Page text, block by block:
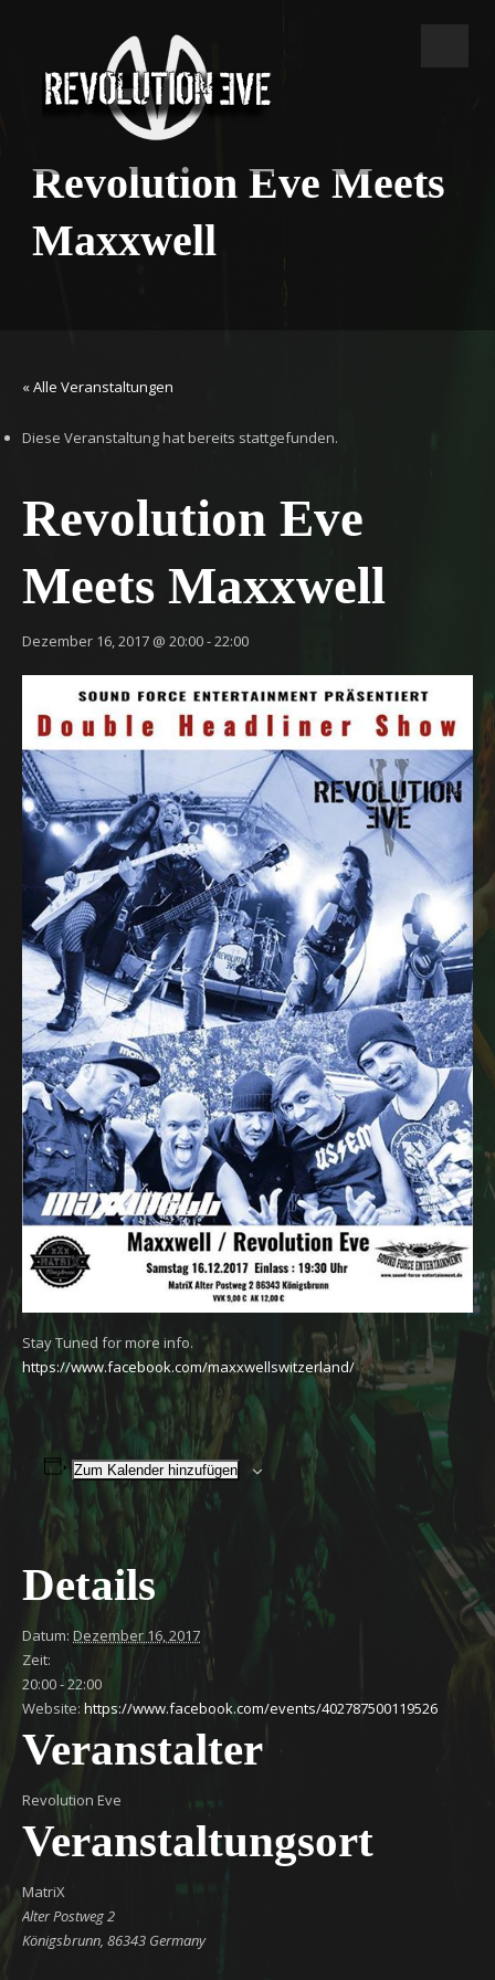
Revolution Eve Meets
Maxxwell
« Alle Veranstaltungen
Diese Veranstaltung hat bereits stattgefunden.
Revolution Eve
Meets Maxxwell
Dezember 16, 2017 @ 20:00-22:00
Stay Tuned for more info.
https://www.facebook.com/maxxwellswitzerland/
Zum Kalender hinzufügen
Details
Datum: Dezember 16, 2017
Zeit:
20:00 - 22:00
Website: https://www.facebook.com/events/402787500119526
Veranstaltungsort
MatriX
Alter Postweg 2
Königsbrunn, 86343 Germany
Veranstalter
Revolution Eve